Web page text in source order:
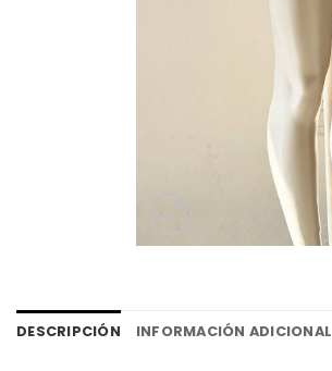
DESCRIPCIÓN INFORMACIÓN ADICIONAL